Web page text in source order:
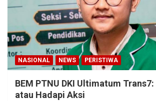
NASIONAL NEWS PERISTIWA
BEM PTNU DKI Ultimatum
atau Hadapi Aksi